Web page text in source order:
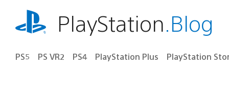
playstation.comPlayStation.Blog
PS5 PS VR2 PS4 PlayStation Plus PlayStation